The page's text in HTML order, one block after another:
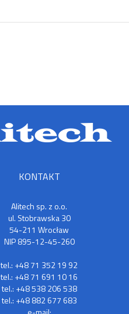
KONTAKT
Alitech sp. z o.o.
ul. Stobrawska 30
54-211 Wrocław
NIP 895-12-45-260
tel.: +48 71 352 19 92
tel.: +48 71 691 10 16
tel.: +48 538 206 538
tel.: +48 882 677 683